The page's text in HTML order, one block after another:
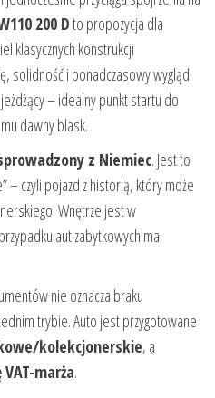
200 Dto propozycja dla
klasycznych konstrukcji
solidność i ponadczasowy wygląd.
– idealny punkt startu do
dawny blask.
z Niemiec. Jest to
– czyli pojazd z historią, który może
Wnętrze jest w
aut zabytkowych ma
nie oznacza braku
trybie. Auto jest przygotowane
kolekcjonerskie, a
marża.